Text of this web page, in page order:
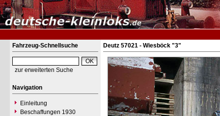
Fahrzeug-Schnellsuche
zur erweiterten Suche
Navigation
Einleitung
Beschaffungen 1930
Deutz 57021 - Wiesböck "3"